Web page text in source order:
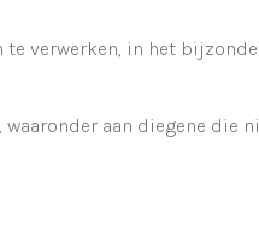
verwerken, in het
aan diegene die